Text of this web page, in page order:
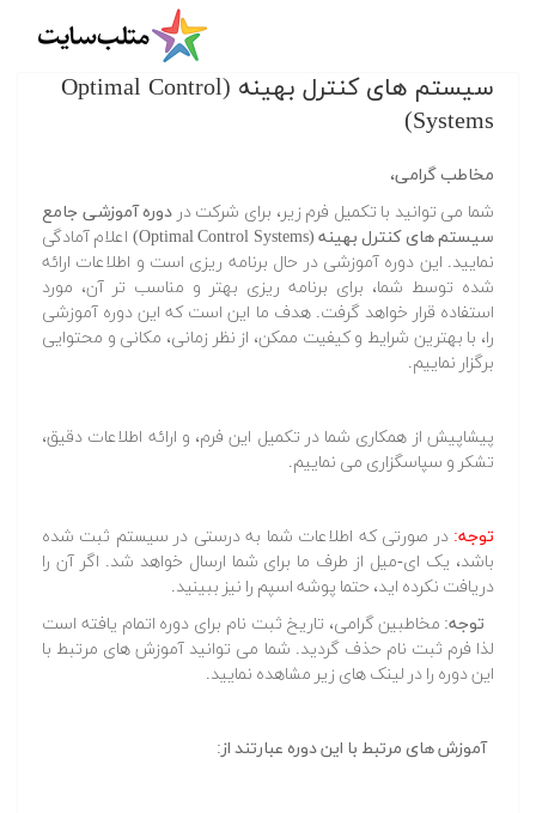
درخواست حضور در دوره آموزشی جامع
سیستم های کنترل بهینه (Optimal Control
Systems)
مخاطب گرامی،
شما می توانید با تکمیل فرم زیر، برای شرکت در دوره آموزشی جامع
سیستم های کنترل بهینه (Optimal Control Systems)
اعلام آمادگی
نمایید. این دوره آموزشی در حال برنامه ریزی است و اطلاعات ارائه
شده توسط شما، برای برنامه ریزی بهتر و مناسب تر آن، مورد
استفاده قرار خواهد گرفت. هدف ما این است که این دوره آموزشی
را، با بهترین شرایط و کیفیت ممکن، از نظر زمانی، مکانی و محتوایی
برگزار نماییم.
پیشاپیش از همکاری شما در تکمیل این فرم، و ارائه اطلاعات دقیق،
تشکر و سپاسگزاری می نماییم.
توجه: در صورتی که اطلاعات شما به درستی در سیستم ثبت شده
باشد، یک ای-میل از طرف ما برای شما ارسال خواهد شد. اگر آن را
دریافت نکرده اید، حتما پوشه اسپم را نیز ببینید.
توجه: مخاطبین گرامی، تاریخ ثبت نام برای دوره اتمام یافته است
لذا فرم ثبت نام حذف گردید. شما می توانید آموزش های مرتبط با
این دوره را در لینک های زیر مشاهده نمایید.
آموزش های مرتبط با این دوره عبارتند از: